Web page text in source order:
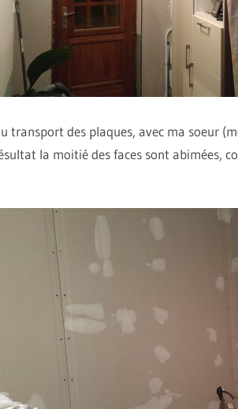
transport des plaques, avec ma soeur
la moitié des faces sont abimées,